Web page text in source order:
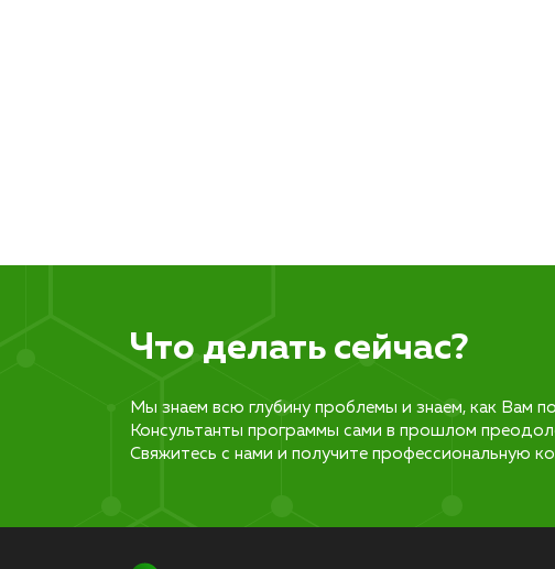
Что делать сейчас?
Мы знаем всю глубину проблемы и знаем, как Вам
Консультанты программы сами в прошлом
Свяжитесь с нами и получите профессиональную